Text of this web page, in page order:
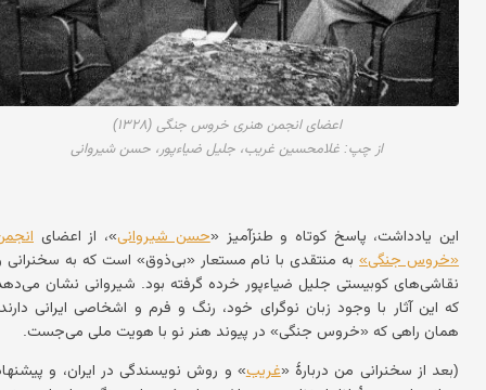
اعضای انجمن هنری خروس جنگی (۱۳۲۸)
از چپ: غلامحسین غریب، جلیل ضیاءپور، حسن شیروانی
این یادداشت، پاسخ کوتاه و طنزآمیز «حسن شیروانی»، از اعضای
«خروس جنگی»به منتقدی با نام مستعار «بی‌ذوق» است که به سخنرانی
نقاشی‌های کوبیستی جلیل ضیاءپور خرده گرفته بود. شیروانی نشان
که این آثار با وجود زبان نوگرای خود، رنگ و فرم و اشخاصی ایرانی
همان راهی که «خروس جنگی» در پیوند هنر نو با هویت ملی می‌جست.
(بعد از سخنرانی من دربارهٔ «غریب» و روش نویسندگی در ایران، و